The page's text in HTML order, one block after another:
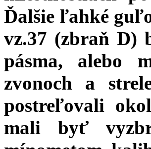
Ďalšie ľahké
vz.37 (zbraň D)
pásma, alebo
zvonoch a
postreľovali
mali byť